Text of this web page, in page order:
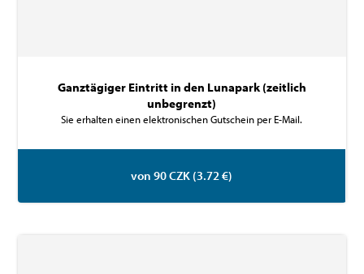
Ganztägiger Eintritt in den Lunapark (zeitlich
unbegrenzt)
Sie erhalten einen elektronischen Gutschein per E-Mail.
von 90 CZK (3.72 €)